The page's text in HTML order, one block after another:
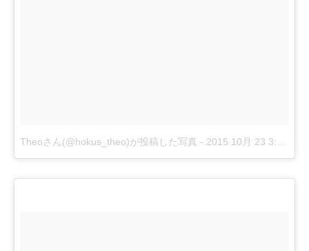
Theoさん(@hokus_theo)が投稿した写真 - 2015 10月 23 3:54午前 PDT